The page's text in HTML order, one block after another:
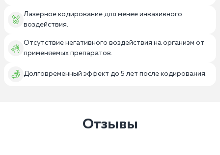
Лазерное кодирование для менее инвазивного
воздействия.
Отсутствие негативного воздействия на организм от
применяемых препаратов.
Долговременный эффект до 5 лет после кодирования.
Отзывы